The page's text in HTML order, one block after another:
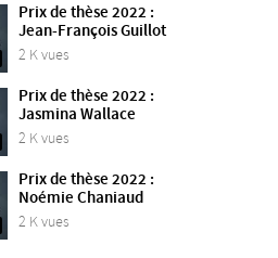
Prix de thèse 2022 :
Jean-François Guillot
2 K vues
Prix de thèse 2022 :
Jasmina Wallace
2 K vues
Prix de thèse 2022 :
Noémie Chaniaud
2 K vues